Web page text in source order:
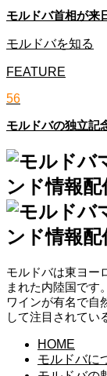
モルドバ首相が来
モルドバを知る
FEATURE
56
モルドバの独立記
モルドバは東ヨー
まれた内陸国です。
ワインが有名で自
して注目されてい
HOME
モルドバに